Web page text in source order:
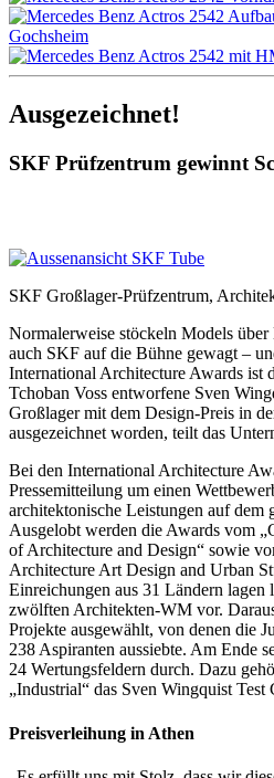
Ausgezeichnet!
SKF Prüfzentrum gewinnt
SKF Großlager-Prüfzentrum,
Normalerweise stöckeln Models
auch SKF auf die Bühne gewagt –
International Architecture Awards ist
Tchoban Voss entworfene Sven
Großlager mit dem Design-Preis in
ausgezeichnet worden, teilt das
Bei den International Architecture
Pressemitteilung um einen
architektonische Leistungen auf dem
Ausgelobt werden die Awards vom
of Architecture and Design“ sowie
Architecture Art Design and Urban
Einreichungen aus 31 Ländern lagen
zwölften Architekten-WM vor.
Projekte ausgewählt, von denen die
238 Aspiranten aussiebte. Am Ende
24 Wertungsfeldern durch. Dazu
„Industrial“ das Sven Wingquist Test
Preisverleihung in Athen